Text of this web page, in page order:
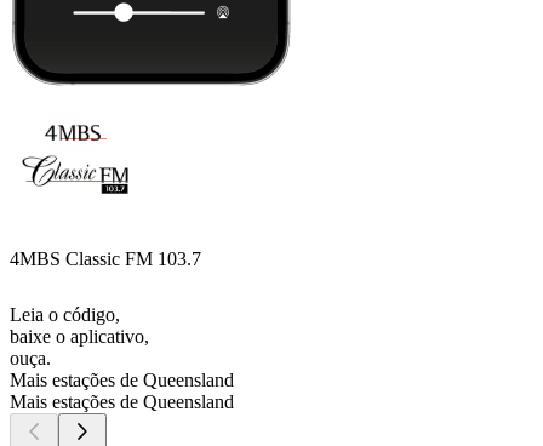
4MBS Classic FM 103.7
Leia o código,
baixe o aplicativo,
ouça.
Mais estações de Queensland
Mais estações de Queensland